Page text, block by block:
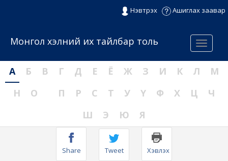
Нэвтрэх Ашиглах заавар
Menu
Монгол хэлний их тайлбар толь
А Б В Г Д Е Ё Ж З И К Л
М
Н
О П Р С Т У Ү Ф Х Ц
Ч
Ш
Э Ю Я
Share Tweet Хэвлэх